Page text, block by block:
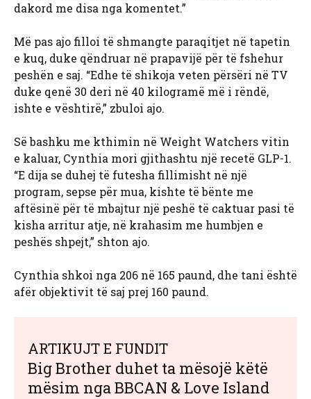
dakord me disa nga komentet.”
Më pas ajo filloi të shmangte paraqitjet në tapetin
e kuq, duke qëndruar në prapavijë për të fshehur
peshën e saj. “Edhe të shikoja veten përsëri në TV
duke qenë 30 deri në 40 kilogramë më i rëndë,
ishte e vështirë,” zbuloi ajo.
Së bashku me kthimin në Weight Watchers vitin
e kaluar, Cynthia mori gjithashtu një recetë GLP-1.
“E dija se duhej të futesha fillimisht në një
program, sepse për mua, kishte të bënte me
aftësinë për të mbajtur një peshë të caktuar pasi të
kisha arritur atje, në krahasim me humbjen e
peshës shpejt,” shton ajo.
Cynthia shkoi nga 206 në 165 paund, dhe tani është
afër objektivit të saj prej 160 paund.
ARTIKUJT E FUNDIT
Big Brother duhet ta mësojë këtë
mësim nga BBCAN & Love Island